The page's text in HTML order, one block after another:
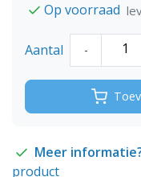
Op voorraad
Aantal -
Meer
product